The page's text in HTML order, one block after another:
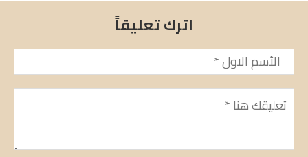
اترك تعليقاً
الأسم*
تعليق